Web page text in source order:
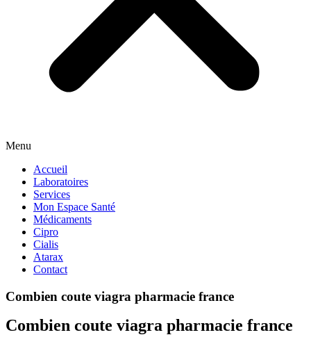
Menu
Accueil
Laboratoires
Services
Mon Espace Santé
Médicaments
Cipro
Cialis
Atarax
Contact
Combien coute viagra pharmacie france
Combien coute viagra pharmacie france